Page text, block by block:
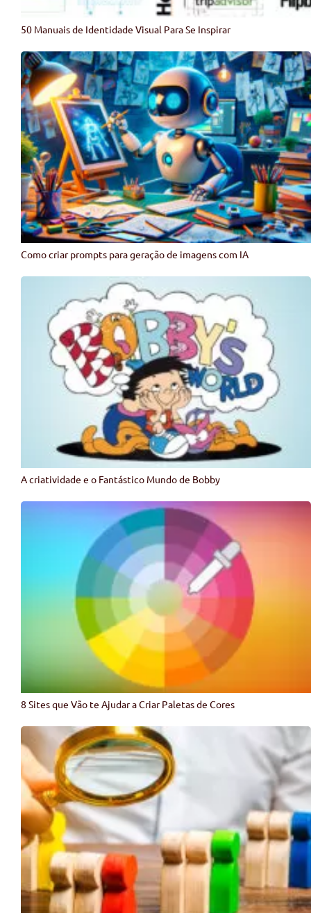
50 Manuais de Identidade Visual Para Se Inspirar
Como criar prompts para geração de imagens com IA
A criatividade e o Fantástico Mundo de Bobby
8 Sites que Vão te Ajudar a Criar Paletas de Cores